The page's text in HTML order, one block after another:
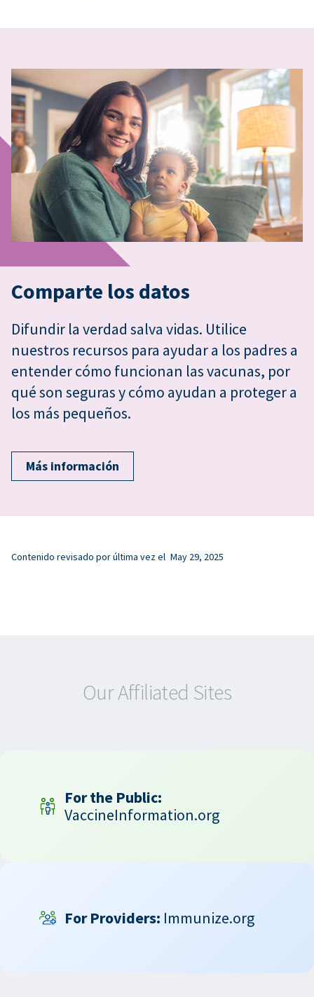
Comparte los datos
Difundir la verdad salva vidas. Utilice
nuestros recursos para ayudar a los padres a
entender cómo funcionan las vacunas, por
qué son seguras y cómo ayudan a proteger a
los más pequeños.
Más información
Contenido revisado por última vez el May 29, 2025
Our Affiliated Sites
For the Public:
VaccineInformation.org
For Providers: Immunize.org